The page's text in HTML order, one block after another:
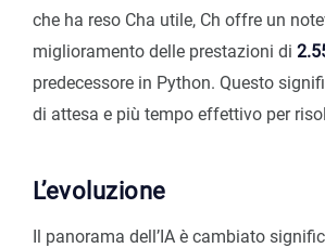
che ha reso Cha utile, Ch offre un
miglioramento delle prestazioni di
predecessore in Python. Questo
di attesa e più tempo effettivo per
L’evoluzione
Il panorama dell’IA è cambiato